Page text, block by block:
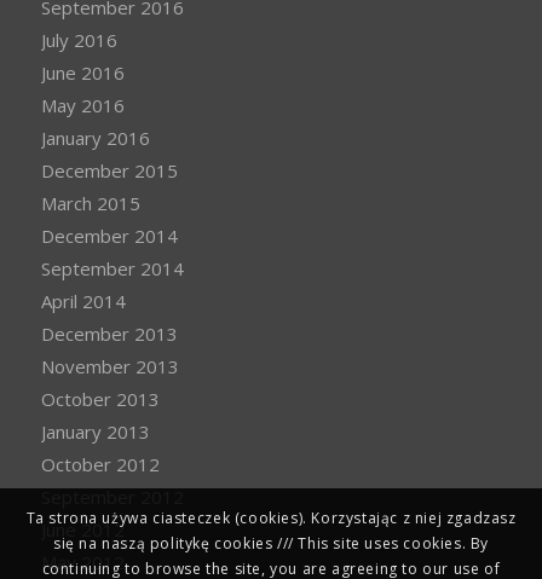
September 2016
July 2016
June 2016
May 2016
January 2016
December 2015
March 2015
December 2014
September 2014
April 2014
December 2013
November 2013
October 2013
January 2013
October 2012
September 2012
June 2012
May 2012
Ta strona używa ciasteczek (cookies). Korzystając z niej zgadzasz
się na naszą politykę cookies /// This site uses cookies. By
continuing to browse the site, you are agreeing to our use of